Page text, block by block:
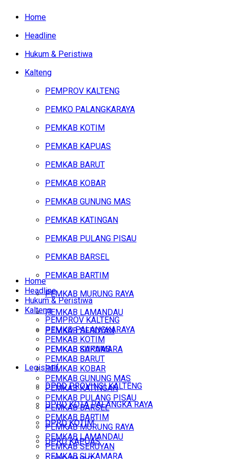
Home
Headline
Hukum & Peristiwa
Kalteng
PEMPROV KALTENG
PEMKO PALANGKARAYA
PEMKAB KOTIM
PEMKAB KAPUAS
PEMKAB BARUT
PEMKAB KOBAR
PEMKAB GUNUNG MAS
PEMKAB KATINGAN
PEMKAB PULANG PISAU
PEMKAB BARSEL
PEMKAB BARTIM
PEMKAB MURUNG RAYA
PEMKAB LAMANDAU
PEMKAB SERUYAN
PEMKAB SUKAMARA
Legislatif
DPRD PROVINSI KALTENG
DPRD KOTA PALANGKA RAYA
DPRD KOTIM
DPRD KAPUAS
Home
Headline
Hukum & Peristiwa
Kalteng
PEMPROV KALTENG
PEMKO PALANGKARAYA
PEMKAB KOTIM
PEMKAB KAPUAS
PEMKAB BARUT
PEMKAB KOBAR
PEMKAB GUNUNG MAS
PEMKAB KATINGAN
PEMKAB PULANG PISAU
PEMKAB BARSEL
PEMKAB BARTIM
PEMKAB MURUNG RAYA
PEMKAB LAMANDAU
PEMKAB SERUYAN
PEMKAB SUKAMARA